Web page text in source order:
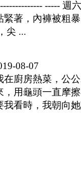
----- 週
緊著，內褲被粗
尖 ...
08-07
在廚房熱菜，公
，用龜頭一直摩
我看時，我朝向